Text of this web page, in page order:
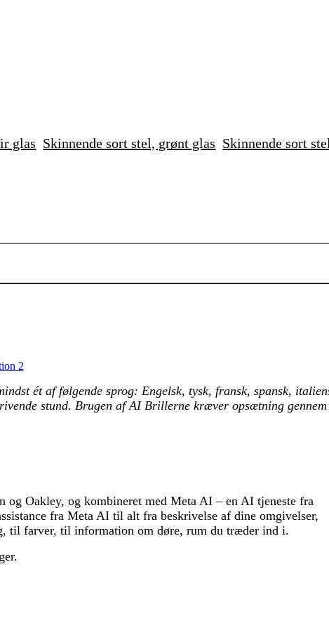
glas Skinnende sort stel, grønt glas Skinnende sort
2
ét af følgende sprog: Engelsk, tysk, fransk, spansk,
stund. Brugen af AI Brillerne kræver opsætning gennem
Oakley, og kombineret med Meta AI – en AI tjeneste fra
fra Meta AI til alt fra beskrivelse af dine omgivelser,
til farver, til information om døre, rum du træder ind i.